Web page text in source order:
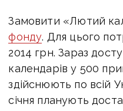
Замовити «Лютий
фонду. Для цього
2014 грн. Зараз
календарів у 500
здійснюють по всій
січня планують